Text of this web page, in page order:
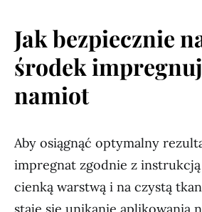
Jak bezpiecznie
środek
namiot
Aby osiągnąć optymalny
impregnat zgodnie z
cienką warstwą i na czystą